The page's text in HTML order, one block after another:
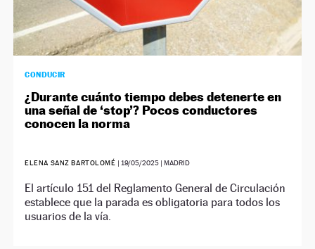
CONDUCIR
¿Durante cuánto tiempo debes detenerte en
una señal de ‘stop’? Pocos conductores
conocen la norma
ELENA SANZ BARTOLOMÉ | 19/05/2025| MADRID
El artículo 151 del Reglamento General de Circulación
establece que la parada es obligatoria para todos los
usuarios de la vía.